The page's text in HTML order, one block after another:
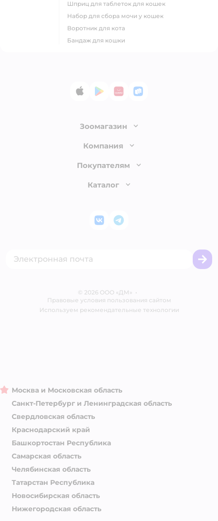
шприц для таблеток для кошек
набор для сбора мочи у кошек
воротник для кота
бандаж для кошки
App StoreGoogle Play
AppGallery
RuStore
Зоомагазин
Лицензия
Доставка и оплата
Обмен и возврат товара
Политика использования файлов cookie
Компания
О компании
Закупки
Покупателям
Бонусные карты
Оплата Мокка
Блог
Каталог
Корм для кошек
Корм для собак
© 2026 ООО «ДМ» •
Правовые условия пользования сайтом
Используем рекомендательные технологии
ВКонтакте
Telegram
Москва и Московская область
Санкт-Петербург и Ленинградская область
Свердловская область
Краснодарский край
Башкортостан Республика
Самарская область
Челябинская область
Татарстан Республика
Новосибирская область
Нижегородская область